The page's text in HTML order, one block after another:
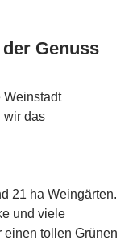
Genuss
Weinstadt
wir das
21 ha Weingärten.
und viele
einen tollen Grünen